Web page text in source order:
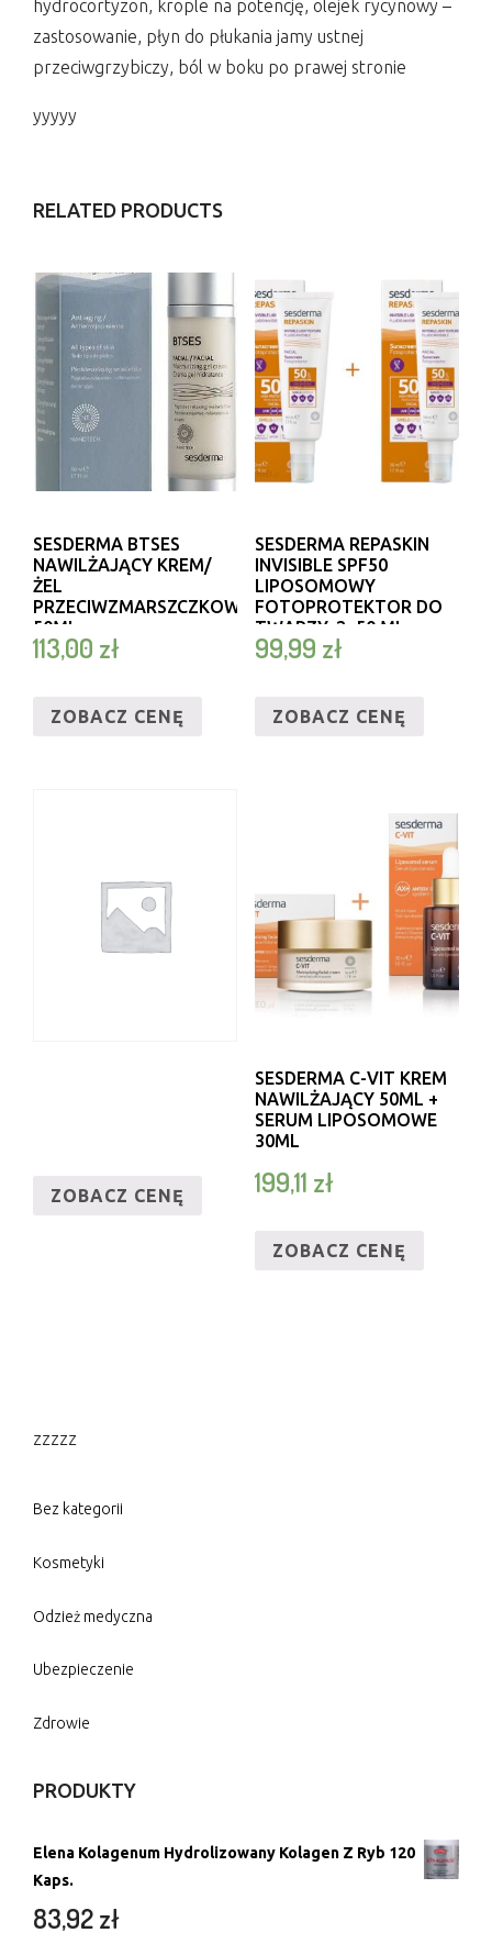
hydrocortyzon, krople na potencję, olejek rycynowy –
zastosowanie, płyn do płukania jamy ustnej
przeciwgrzybiczy, ból w boku po prawej stronie
yyyyy
RELATED PRODUCTS
SESDERMA BTSES
NAWILŻAJĄCY KREM/
ŻEL
PRZECIWZMARSZCZKOWY
50ML
113,00 zł
ZOBACZ CENĘ
SESDERMA REPASKIN
INVISIBLE SPF50
LIPOSOMOWY
FOTOPROTEKTOR DO
TWARZY, 2×50 ML
99,99 zł
ZOBACZ CENĘ
ZOBACZ CENĘ
SESDERMA C-VIT KREM
NAWILŻAJĄCY 50ML +
SERUM LIPOSOMOWE
30ML
199,11 zł
ZOBACZ CENĘ
zzzzz
Bez kategorii
Kosmetyki
Odzież medyczna
Ubezpieczenie
Zdrowie
PRODUKTY
Elena Kolagenum Hydrolizowany Kolagen Z Ryb 120
Kaps.
83,92zł